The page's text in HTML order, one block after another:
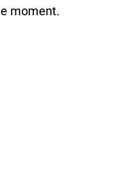
moment.